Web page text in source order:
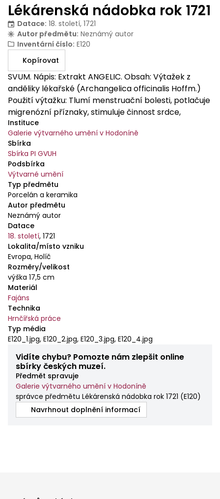
Lékárenská nádobka rok 1721
Datace: 18. století, 1721
Autor předmětu: Neznámý autor
Inventární číslo: E120
Kopírovat
SVUM. Nápis: Extrakt ANGELIC. Obsah: Výtažek z
anděliky lékařské (Archangelica officinalis Hoffm.)
Použití výtažku: Tlumí menstruační bolesti, potlačuje
migrenózní příznaky, stimuluje činnost srdce,
zpevňuje cévní stěny, tlumí nadýmání Příprava
výtažku: Příslušné byliny byly macerovány v lihu,
vzniklá směs pak byla přefiltrována a oddestilována
Literatura: Pharmacopoea austriaco-provincialis,
Videň 1774, nebo 1794
Instituce
Galerie výtvarného umění v Hodoníně
Sbírka
Sbírka PI GVUH
Podsbírka
Výtvarné umění
Typ předmětu
Porcelán a keramika
Autor předmětu
Neznámý autor
Datace
18. století, 1721
Lokalita/místo vzniku
Evropa, Holíč
Rozměry/velikost
výška 17,5 cm
Materiál
Fajáns
Technika
Hrnčířská práce
Typ média
E120_1.jpg, E120_2.jpg, E120_3.jpg, E120_4.jpg
Vidíte chybu? Pomozte nám zlepšit online
sbírky českých muzeí.
Předmět spravuje
Galerie výtvarného umění v Hodoníně
správce předmětu Lékárenská nádobka rok 1721 (E120)
Navrhnout doplnění informací